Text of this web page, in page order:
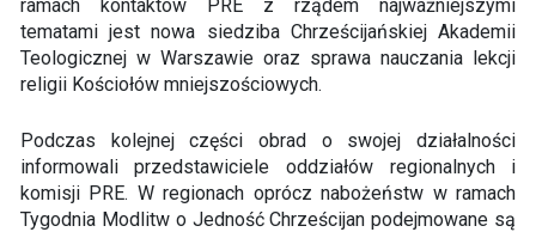
ramach kontaktów PRE z rządem najważniejszymi
tematami jest nowa siedziba Chrześcijańskiej Akademii
Teologicznej w Warszawie oraz sprawa nauczania lekcji
religii Kościołów mniejszościowych.
Podczas kolejnej części obrad o swojej działalności
informowali przedstawiciele oddziałów regionalnych i
komisji PRE. W regionach oprócz nabożeństw w ramach
Tygodnia Modlitw o Jedność Chrześcijan podejmowane są